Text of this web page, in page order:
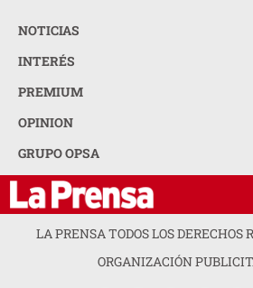
NOTICIAS
INTERÉS
PREMIUM
OPINION
GRUPO OPSA
LA PRENSA TODOS LOS DERECHOS
ORGANIZACIÓN